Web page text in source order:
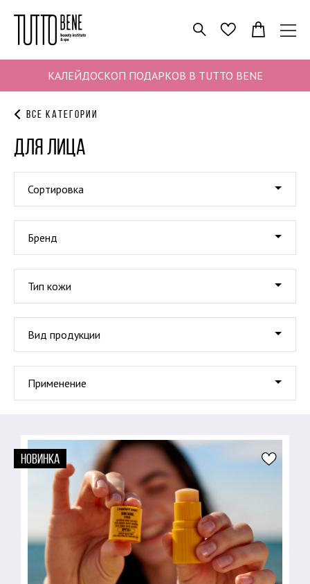
КАЛЕЙДОСКОП ПОДАРКОВ В TUTTO BENE
ПОИСК ИЗБРАННОЕ
Все категории
ДЛЯ ЛИЦА
Сортировка
Бренд
Тип кожи
Вид продукции
Применение
НОВИНКА